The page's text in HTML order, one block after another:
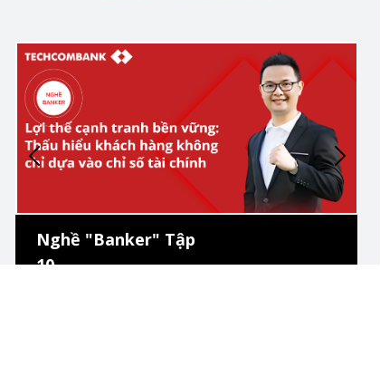
Nghề "Banker" Tập
10